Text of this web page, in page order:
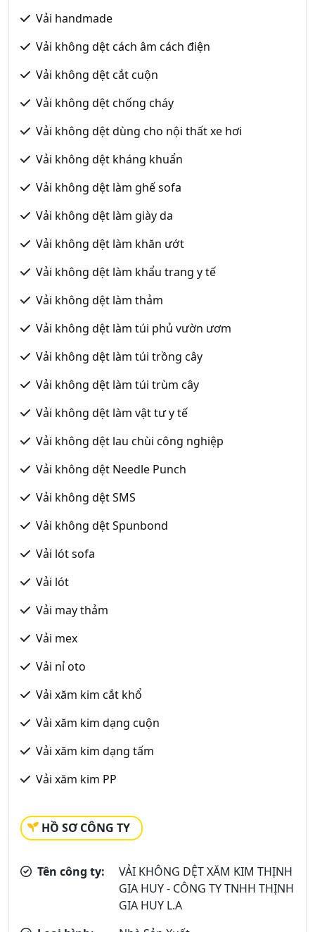
Vải handmade
Vải không dệt cách âm cách điện
Vải không dệt cắt cuộn
Vải không dệt chống cháy
Vải không dệt dùng cho nội thất xe hơi
Vải không dệt kháng khuẩn
Vải không dệt làm ghế sofa
Vải không dệt làm giày da
Vải không dệt làm khăn ướt
Vải không dệt làm khẩu trang y tế
Vải không dệt làm thảm
Vải không dệt làm túi phủ vườn ươm
Vải không dệt làm túi trồng cây
Vải không dệt làm túi trùm cây
Vải không dệt làm vật tư y tế
Vải không dệt lau chùi công nghiệp
Vải không dệt Needle Punch
Vải không dệt SMS
Vải không dệt Spunbond
Vải lót sofa
Vải lót
Vải may thảm
Vải mex
Vải nỉ oto
Vải xăm kim cắt khổ
Vải xăm kim dạng cuộn
Vải xăm kim dạng tấm
Vải xăm kim PP
HỒ SƠ CÔNG TY
Tên công ty:
VẢI KHÔNG DỆT XĂM KIM THỊNH
GIA HUY - CÔNG TY TNHH THỊNH
GIA HUY L.A